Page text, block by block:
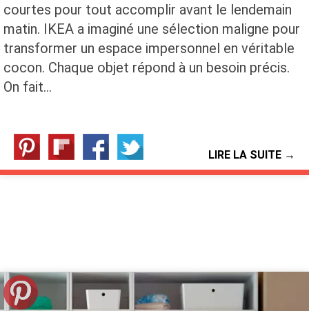
courtes pour tout accomplir avant le lendemain
matin. IKEA a imaginé une sélection maligne pour
transformer un espace impersonnel en véritable
cocon. Chaque objet répond à un besoin précis.
On fait…
LIRE LA SUITE →